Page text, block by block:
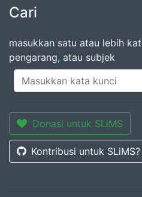
Cari
masukkan satu atau lebih
pengarang, atau subjek
Donasi untuk SLiMS
Kontribusi untuk SLiMS?